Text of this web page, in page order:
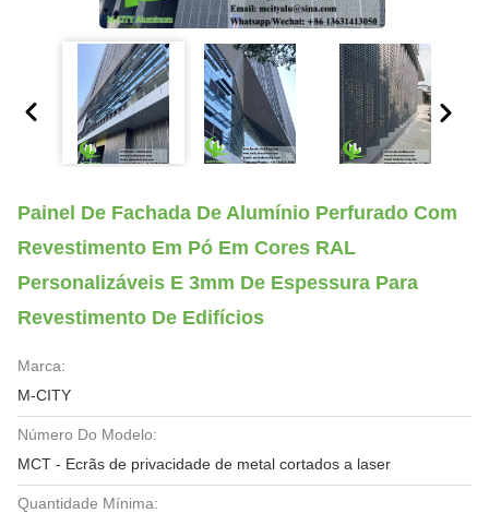
Painel De Fachada De Alumínio Perfurado Com
Revestimento Em Pó Em Cores RAL
Personalizáveis E 3mm De Espessura Para
Revestimento De Edifícios
Marca:
M-CITY
Número Do Modelo:
MCT - Ecrãs de privacidade de metal cortados a laser
Quantidade Mínima: